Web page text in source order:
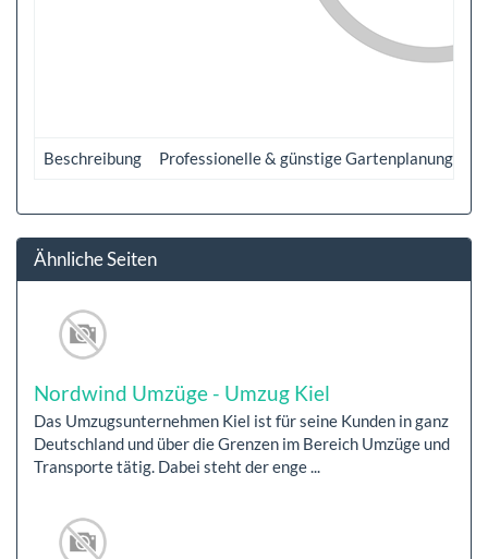
Beschreibung Professionelle & günstige Gartenplanung &
Ähnliche Seiten
Nordwind Umzüge - Umzug Kiel
Das Umzugsunternehmen Kiel ist für seine Kunden in ganz
Deutschland und über die Grenzen im Bereich Umzüge und
Transporte tätig. Dabei steht der enge ...